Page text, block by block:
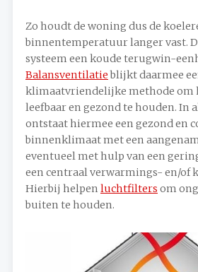
Zo houdt de woning dus de
binnentemperatuur langer vast.
systeem een koude terugwin-
Balansventilatieblijkt daarmee
klimaatvriendelijke methode om
leefbaar en gezond te houden. In
ontstaat hiermee een gezond en
binnenklimaat met een
eventueel met hulp van een
een centraal verwarmings- en/of
Hierbij helpen luchtfilters om
buiten te houden.